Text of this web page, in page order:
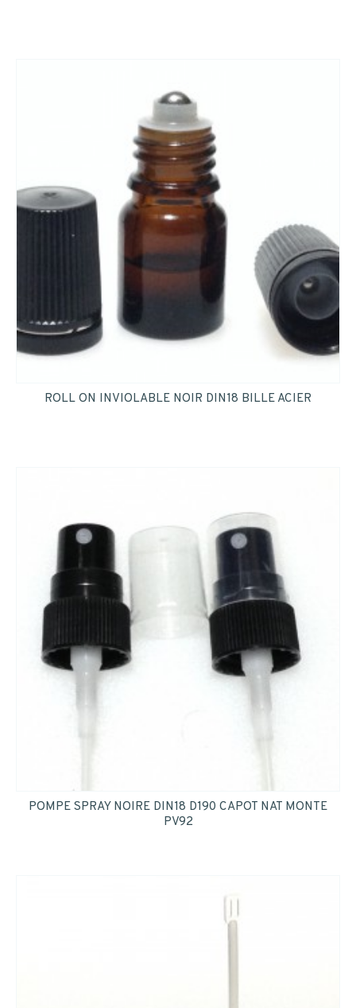
ROLL ON INVIOLABLE NOIR DIN18 BILLE ACIER
POMPE SPRAY NOIRE DIN18 D190 CAPOT NAT MONTE
PV92